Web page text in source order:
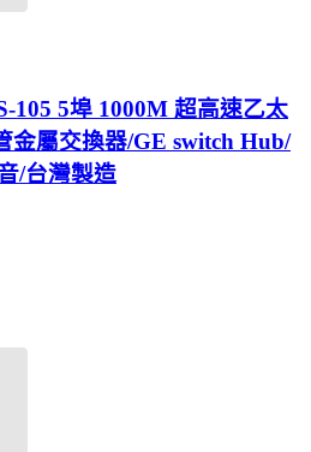
105 5埠 1000M 超高速乙太
金屬交換器/GE switch Hub/
/台灣製造